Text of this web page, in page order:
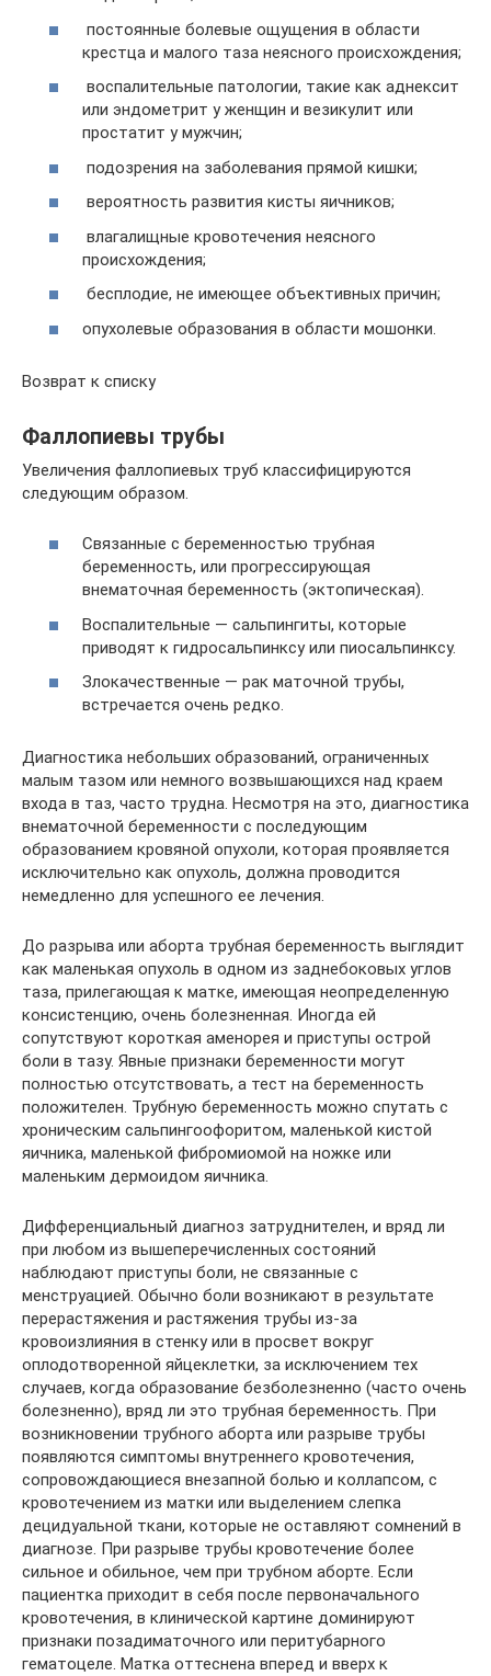
постоянные болевые ощущения в области
крестца и малого таза неясного происхождения;
воспалительные патологии, такие как аднексит
или эндометрит у женщин и везикулит или
простатит у мужчин;
подозрения на заболевания прямой кишки;
вероятность развития кисты яичников;
влагалищные кровотечения неясного
происхождения;
бесплодие, не имеющее объективных причин;
опухолевые образования в области мошонки.
Возврат к списку
Фаллопиевы трубы
Увеличения фаллопиевых труб классифицируются
следующим образом.
Связанные с беременностью трубная
беременность, или прогрессирующая
внематочная беременность (эктопическая).
Воспалительные — сальпингиты, которые
приводят к гидросальпинксу или пиосальпинксу.
Злокачественные — рак маточной трубы,
встречается очень редко.
Диагностика небольших образований, ограниченных
малым тазом или немного возвышающихся над краем
входа в таз, часто трудна. Несмотря на это, диагностика
внематочной беременности с последующим
образованием кровяной опухоли, которая проявляется
исключительно как опухоль, должна проводится
немедленно для успешного ее лечения.
До разрыва или аборта трубная беременность выглядит
как маленькая опухоль в одном из заднебоковых углов
таза, прилегающая к матке, имеющая неопределенную
консистенцию, очень болезненная. Иногда ей
сопутствуют короткая аменорея и приступы острой
боли в тазу. Явные признаки беременности могут
полностью отсутствовать, а тест на беременность
положителен. Трубную беременность можно спутать с
хроническим сальпингоофоритом, маленькой кистой
яичника, маленькой фибромиомой на ножке или
маленьким дермоидом яичника.
Дифференциальный диагноз затруднителен, и вряд ли
при любом из вышеперечисленных состояний
наблюдают приступы боли, не связанные с
менструацией. Обычно боли возникают в результате
перерастяжения и растяжения трубы из-за
кровоизлияния в стенку или в просвет вокруг
оплодотворенной яйцеклетки, за исключением тех
случаев, когда образование безболезненно (часто очень
болезненно), вряд ли это трубная беременность. При
возникновении трубного аборта или разрыве трубы
появляются симптомы внутреннего кровотечения,
сопровождающиеся внезапной болью и коллапсом, с
кровотечением из матки или выделением слепка
децидуальной ткани, которые не оставляют сомнений в
диагнозе. При разрыве трубы кровотечение более
сильное и обильное, чем при трубном аборте. Если
пациентка приходит в себя после первоначального
кровотечения, в клинической картине доминируют
признаки позадиматочного или перитубарного
гематоцеле. Матка оттеснена вперед и вверх к